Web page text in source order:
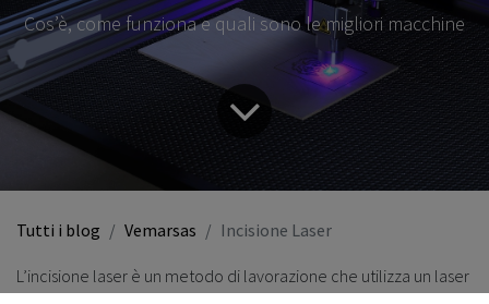
Cos’è, come funziona e quali sono le migliori macchine
Tutti i blog Vemarsas Incisione Laser
L’incisione laser è un metodo di lavorazione che utilizza un laser